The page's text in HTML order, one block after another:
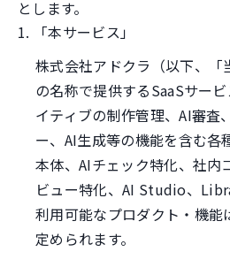
とします。
1. 「本サービス」
株式会社アドクラ（以下、「
の名称で提供するSaaSサー
イティブの制作管理、AI審査
ー、AI生成等の機能を含む各
本体、AIチェック特化、社内
ビュー特化、AI Studio、
利用可能なプロダクト・機能
定められます。